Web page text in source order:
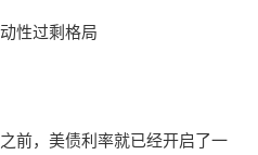
性过剩格局
前，美债利率就已经开启了一